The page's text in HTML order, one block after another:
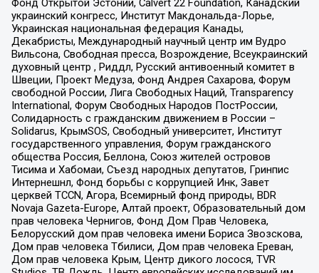
Фонд Открытой Эстонии, Calvert 22 Foundation, Канадский
украинский конгресс, Институт Макдональда-Лорье,
Украинская национальная федерация Канады,
Декабристы, Международный научный центр им Вудро
Вильсона, Свободная пресса, Возрождение, Всеукраинский
духовный центр , Риддл, Русский антивоенный комитет в
Швеции, Проект Медуза, Фонд Андрея Сахарова, Форум
свободной России, Лига Свободных Наций, Transparеncy
International, Форум Свободных Народов ПостРоссии,
Солидарность с гражданским движением в России –
Solidarus, КрымSOS, Свободный университет, Институт
государственного управления, Форум гражданского
общества Россия, Беллона, Союз жителей островов
Тисима и Хабомаи, Съезд народных депутатов, Гринпис
Интернешнл, Фонд борьбы с коррупцией Инк, Завет
церквей TCCN, Агора, Всемирный фонд природы, BDR
Novaja Gazeta-Europe, Алтай проект, Образовательный дом
прав человека Чернигов, Фонд Дом Прав Человека,
Белорусский дом прав человека имени Бориса Звозскова,
Дом прав человека Тбилиси, Дом прав человека Ереван,
Дом прав человека Крым, Центр дикого лосося, TVR